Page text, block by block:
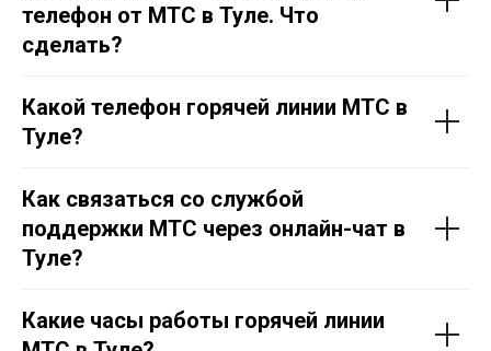
телефон от МТС в Туле. Что
сделать?
Какой телефон горячей линии МТС в
Туле?
Как связаться со службой
поддержки МТС через онлайн-чат в
Туле?
Какие часы работы горячей линии